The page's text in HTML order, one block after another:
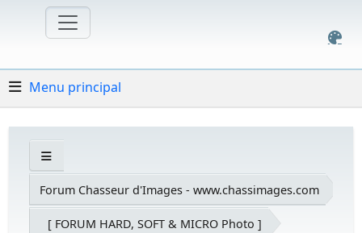
Menu principal
Forum Chasseur d'Images - www.chassimages.com
[ FORUM HARD, SOFT & MICRO Photo ]